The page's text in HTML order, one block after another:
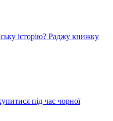
історію? Раджу книжку
під час чорної